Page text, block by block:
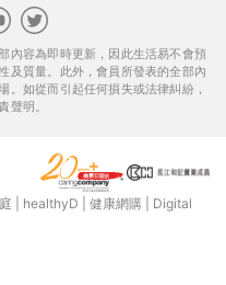
內容為即時更新，因此生活易不會預
及質量。此外，會員所發表的全部內
。如從而引起任何損失或法律糾紛，
聲明。
healthyD 健康網購
Digital